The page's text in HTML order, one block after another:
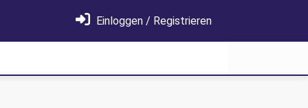
Einloggen / Registrieren